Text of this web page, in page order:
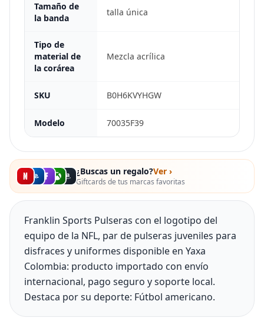
Tamaño de
la banda
talla única
Tipo de
material de
la corárea
Mezcla acrílica
SKU B0H6KVYHGW
Modelo 70035F39
¿Buscas un regalo?Ver ›
Giftcards de tus marcas favoritas
Franklin Sports Pulseras con el logotipo del
equipo de la NFL, par de pulseras juveniles para
disfraces y uniformes disponible en Yaxa
Colombia: producto importado con envío
internacional, pago seguro y soporte local.
Destaca por su deporte: Fútbol americano.